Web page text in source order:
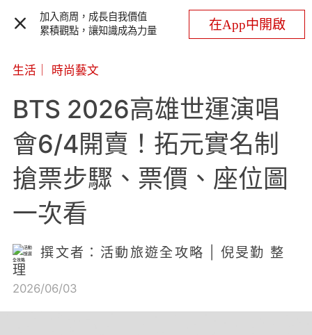
加入商周，成長自我價值
累積觀點，讓知識成為力量
在App中開啟
生活 時尚藝文
BTS 2026高雄世運演唱
會6/4開賣！拓元實名制
搶票步驟、票價、座位圖
一次看
撰文者：活動旅遊全攻略 | 倪旻勤 整
理
2026/06/03